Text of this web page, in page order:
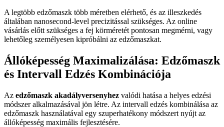
A legtöbb edzőmaszk több méretben elérhető, és az illeszkedés
általában nanosecond-level precizitással szükséges. Az online
vásárlás előtt szükséges a fej körméretét pontosan megmérni, vagy
lehetőleg személyesen kipróbálni az edzőmaszkat.
Állóképesség Maximalizálása: Edzőmaszk
és Intervall Edzés Kombinációja
Az edzőmaszk akadályversenyhez valódi hatása a helyes edzési
módszer alkalmazásával jön létre. Az intervall edzés kombinálása az
edzőmaszk használatával egy szuperhatékony módszert nyújt az
állóképesség maximális fejlesztésére.